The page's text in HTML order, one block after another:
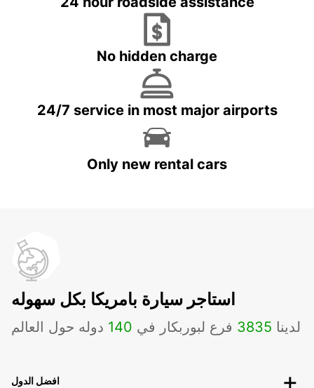
No hidden charge
24/7 service in most major airports
Only new rental cars
استاجر سيارة بامريكا بكل سهوله
لدينا 3835 فرع لبوربكار في 140 دوله حول العالم
افضل الدول